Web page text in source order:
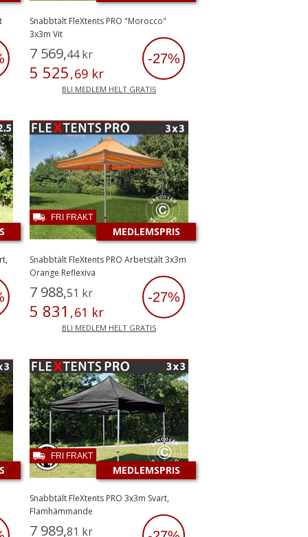
Snabbtält FleXtents PRO "Morocco"
3x3m Vit
-27%
BLI MEDLEM HELT GRATIS
7 569,44kr
5 525,69 kr
Snabbtält FleXtents PRO Arbetstält 3x3m
Orange Reflexiva
-27%
BLI MEDLEM HELT GRATIS
7 988,51 kr
5 831 ,61 kr
MEDLEMSPRIS
FRI FRAKT
Snabbtält FleXtents PRO 3x3m Svart,
Flamhämmande
7 989,81 kr
MEDLEMSPRIS
FRI FRAKT